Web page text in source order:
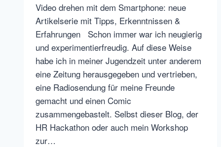
Video drehen mit dem Smartphone: neue
Artikelserie mit Tipps, Erkenntnissen &
Erfahrungen Schon immer war ich neugierig
und experimentierfreudig. Auf diese Weise
habe ich in meiner Jugendzeit unter anderem
eine Zeitung herausgegeben und vertrieben,
eine Radiosendung für meine Freunde
gemacht und einen Comic
zusammengebastelt. Selbst dieser Blog, der
HR Hackathon oder auch mein Workshop
zur…